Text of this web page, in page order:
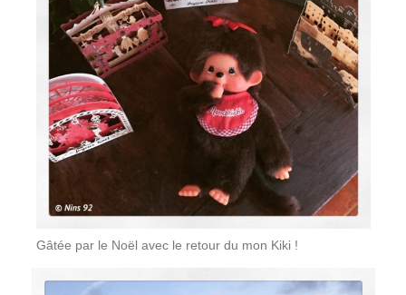
Gâtée par le Noël avec le retour du mon Kiki !